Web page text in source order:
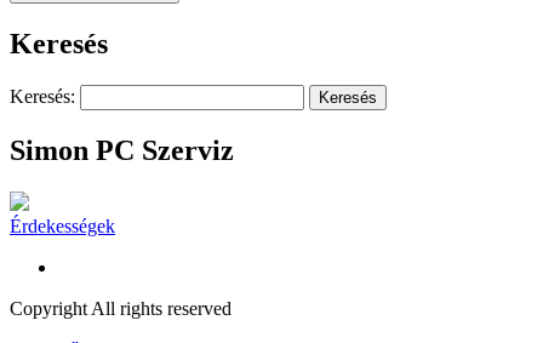
Keresés
Keresés:
Simon PC Szerviz
Érdekességek
Copyright All rights reserved